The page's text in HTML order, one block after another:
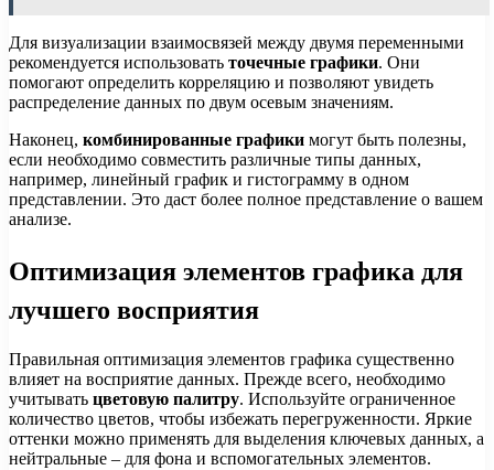
Для визуализации взаимосвязей между двумя переменными
рекомендуется использовать точечные графики. Они
помогают определить корреляцию и позволяют увидеть
распределение данных по двум осевым значениям.
Наконец, комбинированные графики могут быть полезны,
если необходимо совместить различные типы данных,
например, линейный график и гистограмму в одном
представлении. Это даст более полное представление о вашем
анализе.
Оптимизация элементов графика для
лучшего восприятия
Правильная оптимизация элементов графика существенно
влияет на восприятие данных. Прежде всего, необходимо
учитывать цветовую палитру. Используйте ограниченное
количество цветов, чтобы избежать перегруженности. Яркие
оттенки можно применять для выделения ключевых данных, а
нейтральные – для фона и вспомогательных элементов.